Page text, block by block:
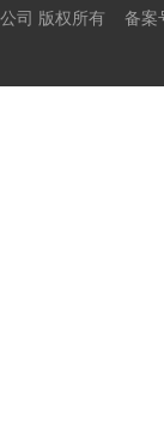
公司 版权所有 备案